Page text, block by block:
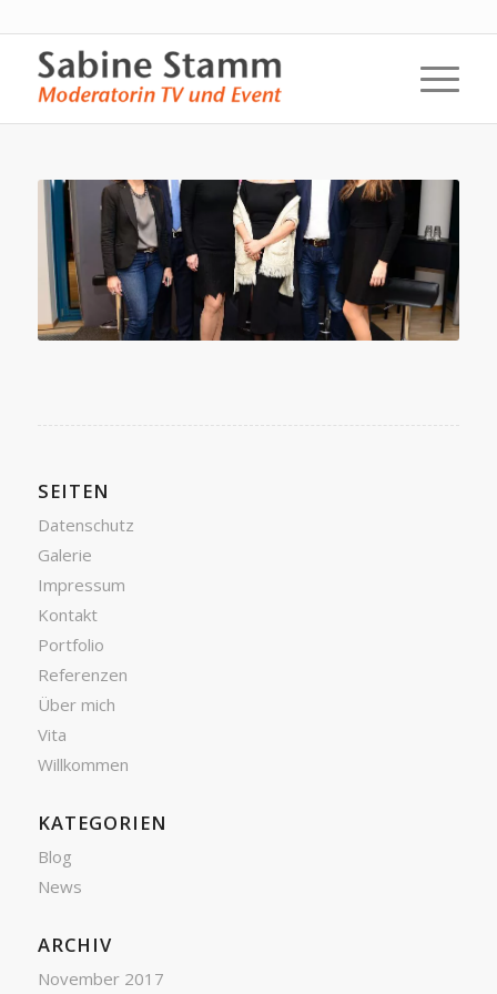
SEITEN
Datenschutz
Galerie
Impressum
Kontakt
Portfolio
Referenzen
Über mich
Vita
Willkommen
KATEGORIEN
Blog
News
ARCHIV
November 2017